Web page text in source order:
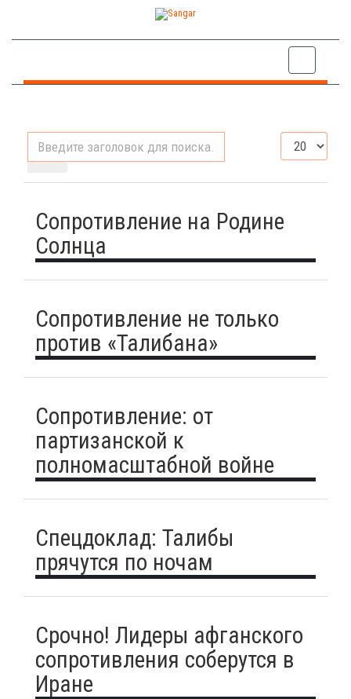
заголовок
поиска...
Кол-
Сопротивление на Родине
Солнца
Сопротивление не только
против «Талибана»
Сопротивление: от
партизанской к
полномасштабной войне
Спецдоклад: Талибы
прячутся по ночам
Срочно! Лидеры афганского
сопротивления соберутся в
Иране